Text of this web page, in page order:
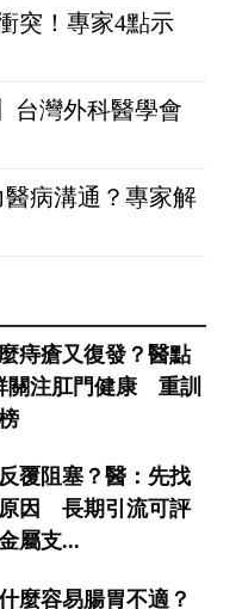
突！專家4點示
台灣外科醫學會
病溝通？專家解
痔瘡又復發？醫點
關注肛門健康 重訓
覆阻塞？醫：先找
因 長期引流可評
屬支...
麼容易腸胃不適？